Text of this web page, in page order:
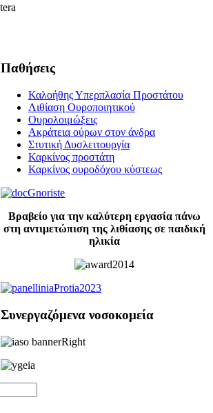
Παθήσεις
Καλοήθης Υπερπλασία Προστάτου
Λιθίαση Ουροποιητικού
Ουρολοιμώξεις
Ακράτεια ούρων στον άνδρα
Στυτική Δυσλειτουργία
Καρκίνος προστάτη
Καρκίνος ουροδόχου κύστεως
Βραβείο για την καλύτερη εργασία πάνω
στη αντιμετώπιση της λιθίασης σε παιδική
ηλικία
Συνεργαζόμενα νοσοκομεία